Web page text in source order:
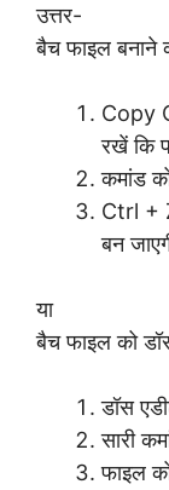
उत्तर-
बैच फाइल बनाने
Copy
रखें कि
कमांड
Ctrl +
बन
या
बैच फाइल को डॉस
डॉस
सारी
फाइल